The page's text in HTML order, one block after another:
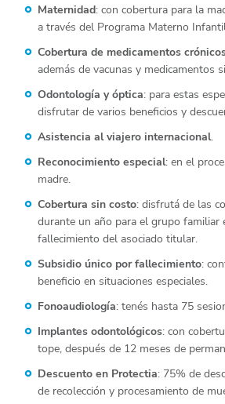
Maternidad: con cobertura para la
a través del Programa Materno
Cobertura de medicamentos
además de vacunas y medicamentos
Odontología y óptica: para estas
disfrutar de varios beneficios y
Asistencia al viajero internacional.
Reconocimiento especial: en el
madre.
Cobertura sin costo: disfrutá de las
durante un año para el grupo familiar
fallecimiento del asociado titular.
Subsidio único por fallecimiento:
beneficio en situaciones especiales.
Fonoaudiología: tenés hasta 75
Implantes odontológicos: con
tope, después de 12 meses de
Descuento en Protectia: 75% de
de recolección y procesamiento de